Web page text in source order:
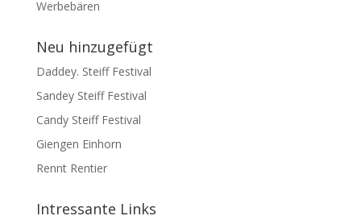
Werbebären
Neu hinzugefügt
Daddey. Steiff Festival
Sandey Steiff Festival
Candy Steiff Festival
Giengen Einhorn
Rennt Rentier
Intressante Links